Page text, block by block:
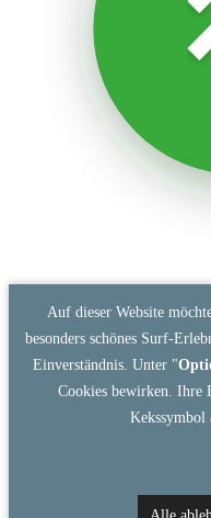
Auf dieser Website
besonders schönes Surf-
Einverständnis. Unter "
Cookies bewirken. Ihre
Kekssymbol
Alle